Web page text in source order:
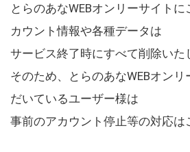
とらのあなWEBオンリーサイト
カウント情報や各種データは
サービス終了時にすべて削除いた
そのため、とらのあなWEBオン
だいているユーザー様は
事前のアカウント停止等の対応は